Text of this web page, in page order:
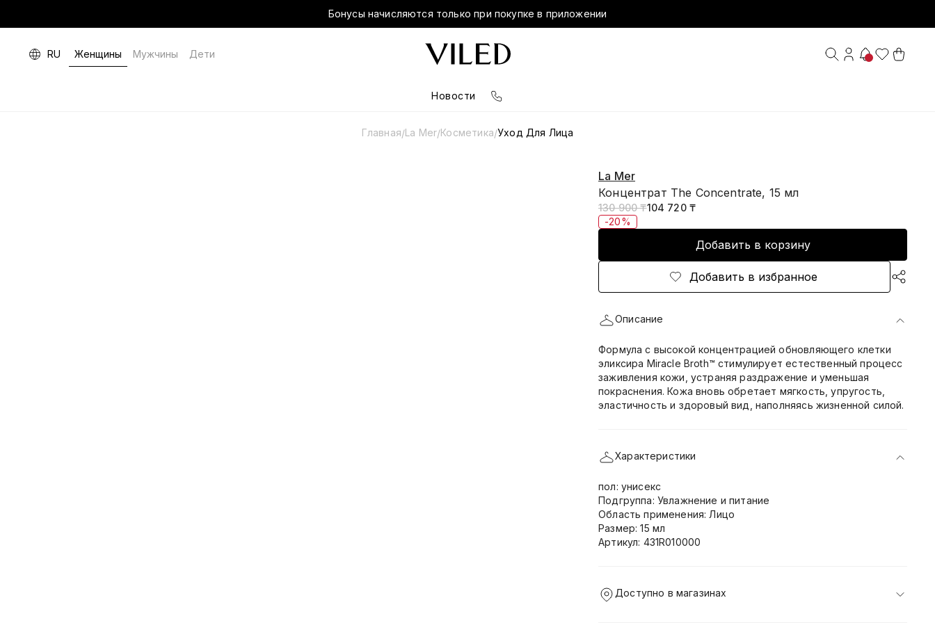
Бонусы начисляются только при покупке в приложении
RU Женщины Мужчины Дети
Новости
Главная/La Mer/Косметика/Уход Для Лица
La Mer
Концентрат The Concentrate, 15 мл
130 900 ₸104 720 ₸
-20%
Добавить в корзину
Добавить в избранное
Описание
Формула c высокой концентрацией обновляющего клетки
эликсира Miracle Broth™ стимулирует естественный процесс
заживления кожи, устраняя раздражение и уменьшая
покраснения. Кожа вновь обретает мягкость, упругость,
эластичность и здоровый вид, наполняясь жизненной силой.
Характеристики
пол: унисекс
Подгруппа: Увлажнение и питание
Область применения: Лицо
Размер: 15 мл
Артикул: 431R010000
Доступно в магазинах